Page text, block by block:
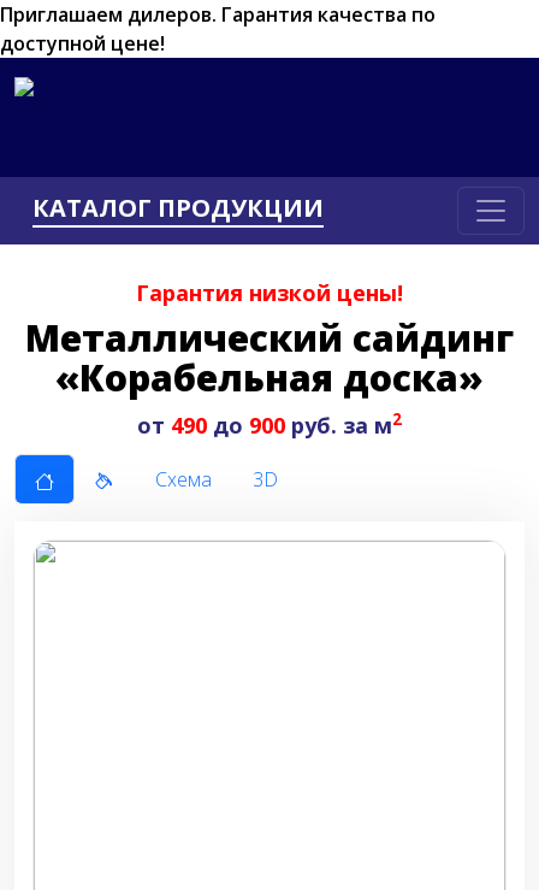
Приглашаем дилеров. Гарантия качества по
доступной цене!
КАТАЛОГ ПРОДУКЦИИ
Гарантия низкой цены!
Металлический сайдинг
«Корабельная доска»
от 490 до 900 руб. за м2
Схема 3D